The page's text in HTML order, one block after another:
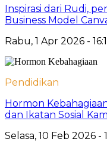
Inspirasi dari Rudi,
Business Model
Rabu, 1 Apr 2026 -
Pendidikan
Hormon
dan Ikatan Sosial
Selasa, 10 Feb 2026 -